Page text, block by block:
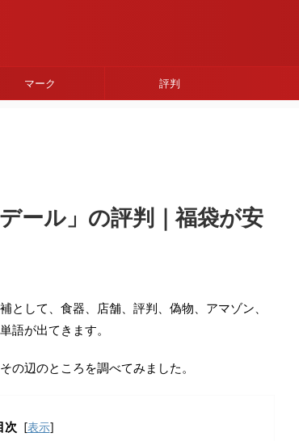
マーク 評判
ール」の評判｜福袋が安
として、食器、店舗、評判、偽物、アマゾン、
語が出てきます。
の辺のところを調べてみました。
次 [表示]